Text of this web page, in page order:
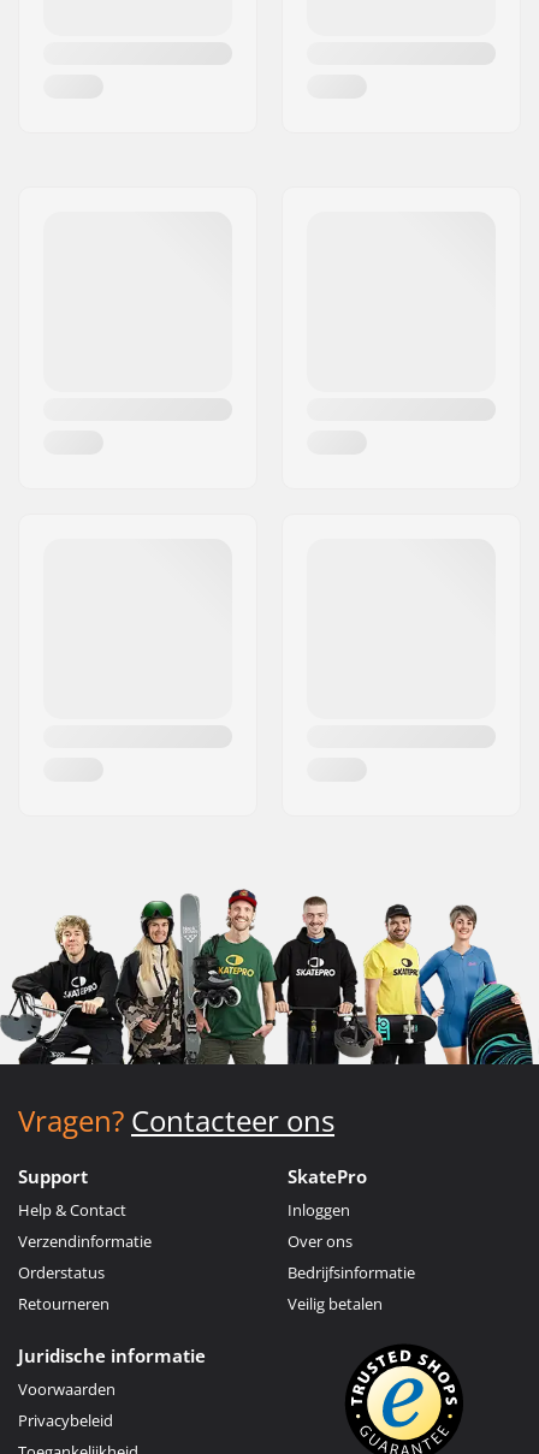
Vragen? Contacteer ons
Support
Help & Contact
Verzendinformatie
Orderstatus
Retourneren
SkatePro
Inloggen
Over ons
Bedrijfsinformatie
Veilig betalen
Juridische informatie
Voorwaarden
Privacybeleid